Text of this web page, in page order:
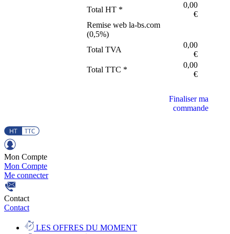
Total HT *
0,00
€
Remise web la-bs.com
(0,5%)
Total TVA
0,00
€
Total TTC *
0,00
€
Finaliser ma
commande
Mon Compte
Mon Compte
Me connecter
Contact
Contact
LES OFFRES DU MOMENT